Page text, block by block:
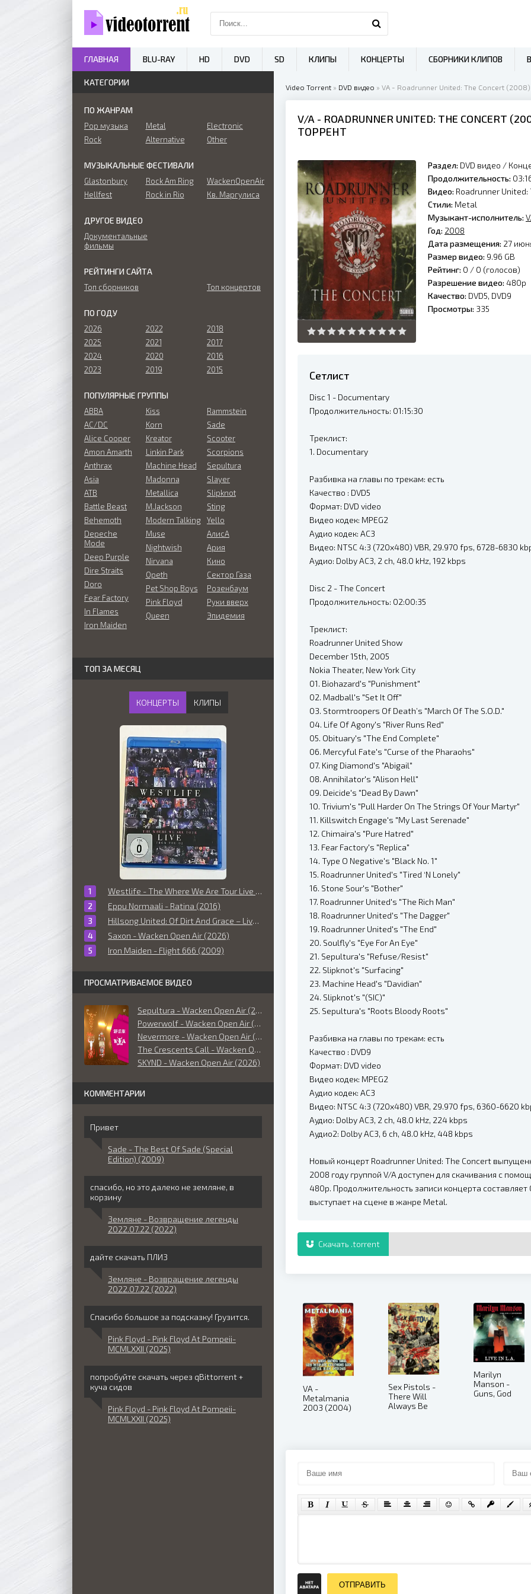
Video Torrent » DVD видео » VA - Roadrunner United: The Concert (2008)
V/A - ROADRUNNER UNITED: THE CONCERT (
ТОРРЕНТ
Раздел: DVD видео /
Продолжительность:
Видео: Roadrunner United:
Стили: Metal
Музыкант-исполнитель:
Год: 2008
Дата размещения: 27
Размер видео: 9.96 GB
Рейтинг: 0 / 0 (голосов)
Разрешение видео: 480p
Качество: DVD5, DVD9
Просмотры: 335
Сетлист
Disc 1 - Documentary
Продолжительность: 01:15:30
Треклист:
1. Documentary
Разбивка на главы по трекам: есть
Качество : DVD5
Формат: DVD video
Видео кодек: MPEG2
Аудио кодек: AC3
Видео: NTSC 4:3 (720x480) VBR, 29.970 fps, 6728-6830
Аудио: Dolby AC3, 2 ch, 48.0 kHz, 192 kbps
Disc 2 - The Concert
Продолжительность: 02:00:35
Треклист:
Roadrunner United Show
December 15th, 2005
Nokia Theater, New York City
01. Biohazard's "Punishment"
02. Madball's "Set It Off"
03. Stormtroopers Of Death’s "March Of The S.O.D."
04. Life Of Agony's "River Runs Red"
05. Obituary's "The End Complete"
06. Mercyful Fate's "Curse of the Pharaohs"
07. King Diamond's "Abigail"
08. Annihilator's "Alison Hell"
09. Deicide's "Dead By Dawn"
10. Trivium's "Pull Harder On The Strings Of Your Martyr"
11. Killswitch Engage's "My Last Serenade"
12. Chimaira's "Pure Hatred"
13. Fear Factory's "Replica"
14. Type O Negative's "Black No. 1"
15. Roadrunner United's "Tired ‘N Lonely"
16. Stone Sour's "Bother"
17. Roadrunner United's "The Rich Man"
18. Roadrunner United's "The Dagger"
19. Roadrunner United's "The End"
20. Soulfly's "Eye For An Eye"
21. Sepultura's "Refuse/Resist"
22. Slipknot's "Surfacing"
23. Machine Head's "Davidian"
24. Slipknot's "(SIC)"
25. Sepultura's "Roots Bloody Roots"
Разбивка на главы по трекам: есть
Качество : DVD9
Формат: DVD video
Видео кодек: MPEG2
Аудио кодек: AC3
Видео: NTSC 4:3 (720x480) VBR, 29.970 fps, 6360-6620
Аудио: Dolby AC3, 2 ch, 48.0 kHz, 224 kbps
Аудио2: Dolby AC3, 6 ch, 48.0 kHz, 448 kbps
Новый концерт Roadrunner United: The Concert
2008 году группой V/A доступен для скачивания с
480p. Продолжительность записи концерта составляет
выступает на сцене в жанре Metal.
Скачать .torrent
VA -
Metalmania
2003 (2004)
Sex Pistols -
There Will
Always Be
Marilyn
Manson -
Guns, God
ОТПРАВИТЬ
КАТЕГОРИИ
ПО ЖАНРАМ
Pop музыка
Rock
Metal
Alternative
Electronic
Other
МУЗЫКАЛЬНЫЕ ФЕСТИВАЛИ
Glastonbury
Hellfest
Rock Am Ring
Rock in Rio
WackenOpenAir
Кв. Маргулиса
ДРУГОЕ ВИДЕО
Документальные
фильмы
РЕЙТИНГИ САЙТА
Топ сборников Топ концертов
ПО ГОДУ
2026
2025
2024
2023
2022
2021
2020
2019
2018
2017
2016
2015
ПОПУЛЯРНЫЕ ГРУППЫ
ABBA
AC/DC
Alice Cooper
Amon Amarth
Anthrax
Asia
ATB
Battle Beast
Behemoth
Depeche
Mode
Deep Purple
Dire Straits
Doro
Fear Factory
In Flames
Iron Maiden
Kiss
Korn
Kreator
Linkin Park
Machine Head
Madonna
Metallica
M.Jackson
Modern Talking
Muse
Nightwish
Nirvana
Opeth
Pet Shop Boys
Pink Floyd
Queen
Rammstein
Sade
Scooter
Scorpions
Sepultura
Slayer
Slipknot
Sting
Yello
АлисА
Ария
Кино
Сектор Газа
Розенбаум
Руки вверх
Эпидемия
ТОП ЗА МЕСЯЦ
КОНЦЕРТЫ КЛИПЫ
Westlife - The Where We Are Tour Live From The O2 (2010)
Eppu Normaali - Ratina (2016)
Hillsong United: Of Dirt And Grace – Live From The Land (2016)
Saxon - Wacken Open Air (2026)
Iron Maiden - Flight 666 (2009)
ПРОСМАТРИВАЕМОЕ ВИДЕО
Sepultura - Wacken Open Air (2026)
Powerwolf - Wacken Open Air (2026)
Nevermore - Wacken Open Air (2026)
The Crescents Call - Wacken Open Air (2026)
SKYND - Wacken Open Air (2026)
КОММЕНТАРИИ
Привет
Sade - The Best Of Sade (Special
Edition) (2009)
спасибо, но это далеко не земляне, в
корзину
Земляне - Возвращение легенды
2022.07.22 (2022)
дайте скачать ПЛИЗ
Земляне - Возвращение легенды
2022.07.22 (2022)
Спасибо большое за подсказку! Грузится.
Pink Floyd - Pink Floyd At Pompeii-
MCMLXXII (2025)
попробуйте скачать через qBittorrent +
куча сидов
Pink Floyd - Pink Floyd At Pompeii-
MCMLXXII (2025)
ГЛАВНАЯ BLU-RAY HD DVD SD КЛИПЫ КОНЦЕРТЫ СБОРНИКИ КЛИПОВ